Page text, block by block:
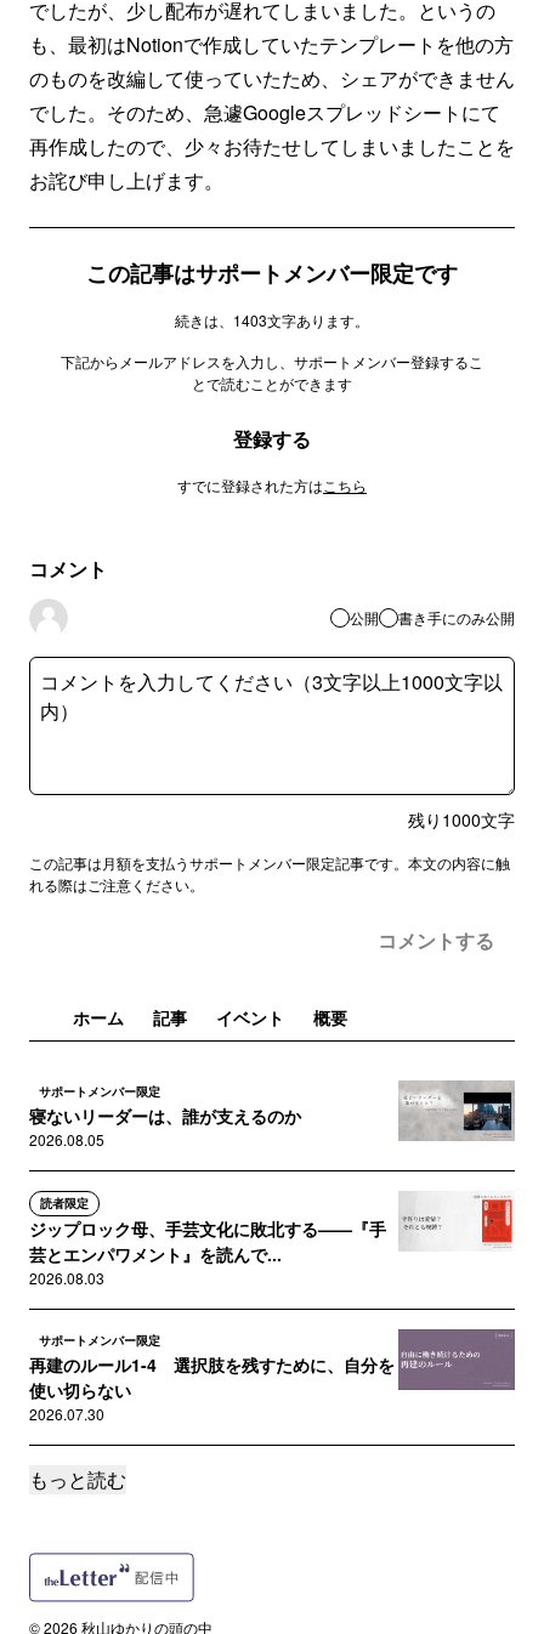
でしたが、少し配布が遅れてしまいました。というの
も、最初はNotionで作成していたテンプレートを他の方
のものを改編して使っていたため、シェアができません
でした。そのため、急遽Googleスプレッドシートにて
再作成したので、少々お待たせしてしまいましたことを
お詫び申し上げます。
この記事はサポートメンバー限定です
続きは、1403文字あります。
下記からメールアドレスを入力し、サポートメンバー登録するこ
とで読むことができます
登録する
すでに登録された方は こちら
コメント
公開 書き手にのみ公開
残り 1000文字
この記事は月額を支払うサポートメンバー限定記事です。本文の内容に触
れる際はご注意ください。
コメントする
ホーム 記事 イベント 概要
サポートメンバー限定
寝ないリーダーは、誰が支えるのか
2026.08.05
読者限定
ジップロック母、手芸文化に敗北する——『手
芸とエンパワメント』を読んで...
2026.08.03
サポートメンバー限定
再建のルール1-4 選択肢を残すために、自分を
使い切らない
2026.07.30
読者限定
2026.07.27
もっと読む
© 2026 秋山ゆかりの頭の中